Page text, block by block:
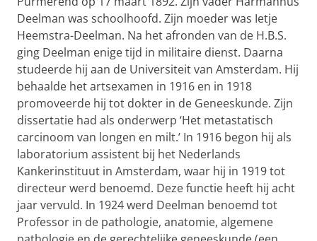
Deelman was schoolhoofd. Zijn moeder was Ietje
Heemstra-Deelman. Na het afronden van de H.B.S.
ging Deelman enige tijd in militaire dienst. Daarna
studeerde hij aan de Universiteit van Amsterdam. Hij
behaalde het artsexamen in 1916 en in 1918
promoveerde hij tot dokter in de Geneeskunde. Zijn
dissertatie had als onderwerp ‘Het metastatisch
carcinoom van longen en milt.’ In 1916 begon hij als
laboratorium assistent bij het Nederlands
Kankerinstituut in Amsterdam, waar hij in 1919 tot
directeur werd benoemd. Deze functie heeft hij acht
jaar vervuld. In 1924 werd Deelman benoemd tot
Professor in de pathologie, anatomie, algemene